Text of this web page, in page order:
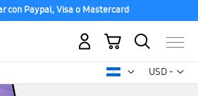
con Paypal, Visa o Mastercard
USD -
dólar
Mi carrito